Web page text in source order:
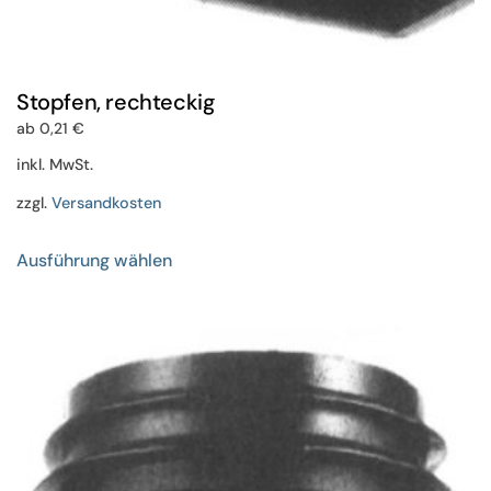
Stopfen, rechteckig
ab 0,21 €
inkl. MwSt.
zzgl. Versandkosten
Ausführung wählenProdukt
Varianten
auf.
Die
Optionen